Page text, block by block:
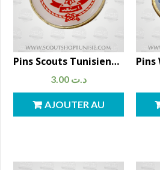
Pins Scouts Tunisiens مشبك شعار الكشافة التونسية
3.00 د.ت
AJOUTER AU